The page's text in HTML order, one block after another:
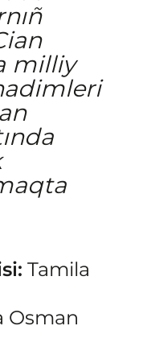
milliy
Tamila
Osman